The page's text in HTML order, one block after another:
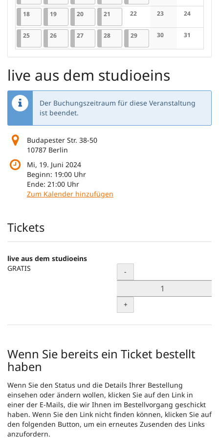
Keine Keine
1818.08.2025
1 Veranstaltung
1919.08.2025
1 Veranstaltung
2020.08.2025
1 Veranstaltung
21 21.08.2025
1 Veranstaltung
22
Keine Veranstaltungen
23
Keine
24
Keine
2525.08.2025
1 Veranstaltung
2626.08.2025
1 Veranstaltung
2727.08.2025
1 Veranstaltung
2828.08.2025
1 Veranstaltung
2929.08.2025
1 Veranstaltung
30
Keine
31
Keine
live aus dem studioeins
Der Buchungszeitraum für diese Veranstaltung
ist beendet.
Budapester Str. 38-50
10787 Berlin
Mi, 19. Juni 2024
Beginn: 19:00 Uhr
Ende: 21:00 Uhr
Zum Kalender hinzufügen
Produkte
Tickets
live aus dem studioeins
GRATIS
Menge
-
+
Wenn Sie bereits ein Ticket bestellt
haben
Wenn Sie den Status und die Details Ihrer Bestellung
einsehen oder ändern wollen, klicken Sie auf den Link in
einer der E-Mails, die wir Ihnen im Bestellvorgang geschickt
haben. Wenn Sie den Link nicht finden können, klicken Sie auf
den folgenden Button, um ein erneutes Zusenden des Links
anzufordern.